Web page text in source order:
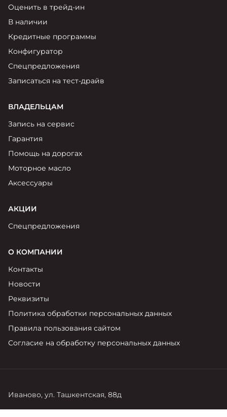
Оценить в трейд-ин
В наличии
Кредитные программы
Конфигуратор
Спецпредложения
Записаться на тест-драйв
ВЛАДЕЛЬЦАМ
Запись на сервис
Гарантия
Помощь на дорогах
Моторное масло
Аксессуары
АКЦИИ
Спецпредложения
О КОМПАНИИ
Контакты
Новости
Реквизиты
Политика обработки персональных данных
Правила пользования сайтом
Согласие на обработку персональных данных
Иваново, ул. Ташкентская, 88д